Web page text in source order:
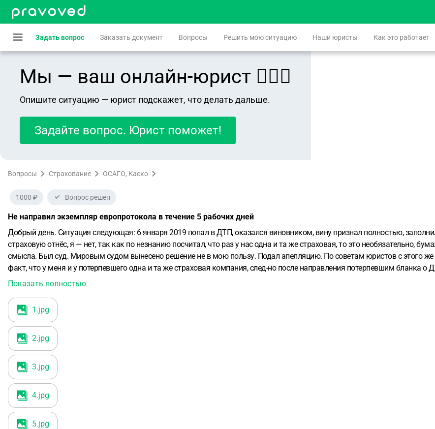
Задать вопрос Заказать документ Вопросы Решить мою ситуацию Наши юристы Как это работает
Мы — ваш онлайн-юрист 👨🏻‍⚖️
Опишите ситуацию — юрист подскажет, что делать дальше.
Задайте вопрос. Юрист поможет!
Вопросы Страхование ОСАГО, Каско
1000 ₽ Вопрос решен
Не направил экземпляр европротокола в течение 5 рабочих дней
Добрый день. Ситуация следующая: 6 января 2019 попал в ДТП, оказался виновником, вину признал полностью,
страховую отнёс, я — нет, так как по незнанию посчитал, что раз у нас одна и та же страховая, то это необязательно,
смысла. Был суд. Мировым судом вынесено решение не в мою пользу. Подал апелляцию. По советам юристов с этого же
факт, что у меня и у потерпевшего одна и та же страховая компания, след-но после направления потерпевшим бланка
образом. Апелляцию отклонили. Вот сегодня последний день подачи повторной апелляцию. Думаю, имеет ли смысл
(Апелляционное определение прикрепляю)
И еще 1 вопрос: Апелляцию направлять нужно в ту же инстанцию, где было принято решение, или сразу в вышестоящий
Показать полностью
1 .jpg
2.jpg
3.jpg
4.jpg
5.jpg